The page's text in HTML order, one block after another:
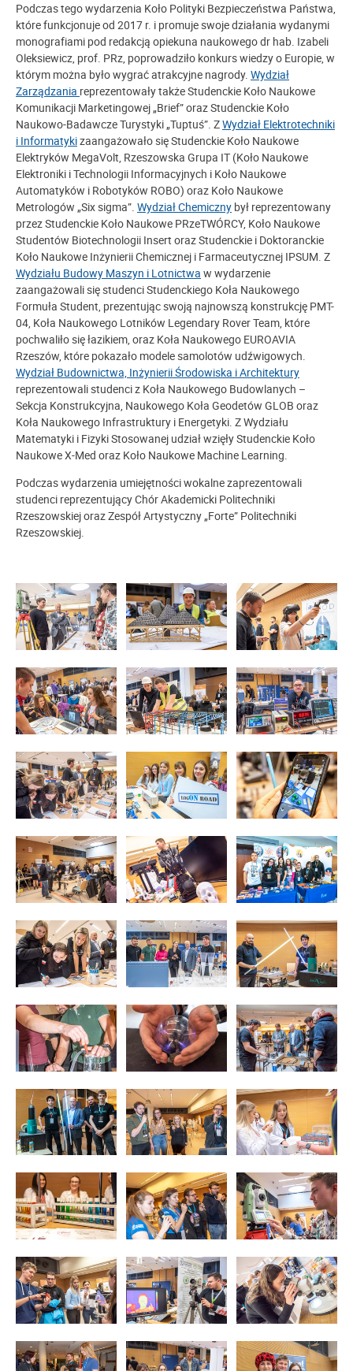
Podczas tego wydarzenia Koło Polityki Bezpieczeństwa Państwa,
które funkcjonuje od 2017 r. i promuje swoje działania wydanymi
monografiami pod redakcją opiekuna naukowego dr hab. Izabeli
Oleksiewicz, prof. PRz, poprowadziło konkurs wiedzy o Europie, w
którym można było wygrać atrakcyjne nagrody. Wydział
Zarządzania reprezentowały także Studenckie Koło Naukowe
Komunikacji Marketingowej „Brief” oraz Studenckie Koło
Naukowo-Badawcze Turystyki „Tuptuś”. ZWydział Elektrotechniki
i Informatykizaangażowało się Studenckie Koło Naukowe
Elektryków MegaVolt, Rzeszowska Grupa IT (Koło Naukowe
Elektroniki i Technologii Informacyjnych i Koło Naukowe
Automatyków i Robotyków ROBO) oraz Koło Naukowe
Metrologów „Six sigma”. Wydział Chemiczny był reprezentowany
przez Studenckie Koło Naukowe PRzeTWÓRCY, Koło Naukowe
Studentów Biotechnologii Insert oraz Studenckie i Doktoranckie
Koło Naukowe Inżynierii Chemicznej i Farmaceutycznej IPSUM. Z
Wydziału Budowy Maszyn i Lotnictwa w wydarzenie
zaangażowali się studenci Studenckiego Koła Naukowego
Formuła Student, prezentując swoją najnowszą konstrukcję PMT-
04, Koła Naukowego Lotników Legendary Rover Team, które
pochwaliło się łazikiem, oraz Koła Naukowego EUROAVIA
Rzeszów, które pokazało modele samolotów udźwigowych.
Wydział Budownictwa, Inżynierii Środowiska i Architektury
reprezentowali studenci z Koła Naukowego Budowlanych –
Sekcja Konstrukcyjna, Naukowego Koła Geodetów GLOB oraz
Koła Naukowego Infrastruktury i Energetyki. Z Wydziału
Matematyki i Fizyki Stosowanej udział wzięły Studenckie Koło
Naukowe X-Med oraz Koło Naukowe Machine Learning.
Podczas wydarzenia umiejętności wokalne zaprezentowali
studenci reprezentujący Chór Akademicki Politechniki
Rzeszowskiej oraz Zespół Artystyczny „Forte” Politechniki
Rzeszowskiej.